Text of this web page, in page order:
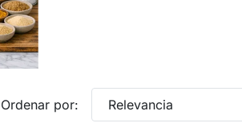
Ordenar por: Relevancia